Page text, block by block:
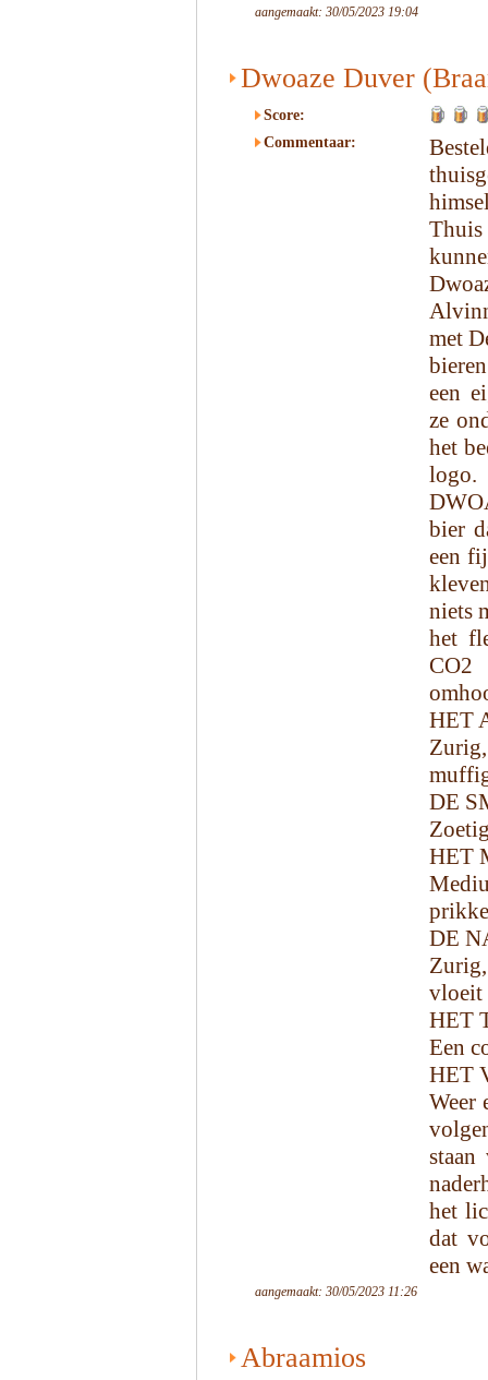
aangemaakt: 30/05/2023 19:04
Dwoaze Duver
Score:
Commentaar:
met
een
ze
het
logo.
bier
een
niets
het
CO2
HET
DE
HET
DE
vloeit
HET
Een
HET
Weer
het
dat
een
aangemaakt: 30/05/2023 11:26
Abraamios